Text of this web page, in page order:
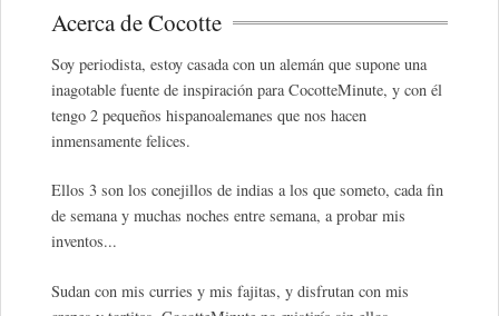
Acerca de Cocotte
Soy periodista, estoy casada con un alemán que supone una
inagotable fuente de inspiración para CocotteMinute, y con él
tengo 2 pequeños hispanoalemanes que nos hacen
inmensamente felices.
Ellos 3 son los conejillos de indias a los que someto, cada fin
de semana y muchas noches entre semana, a probar mis
inventos...
Sudan con mis curries y mis fajitas, y disfrutan con mis